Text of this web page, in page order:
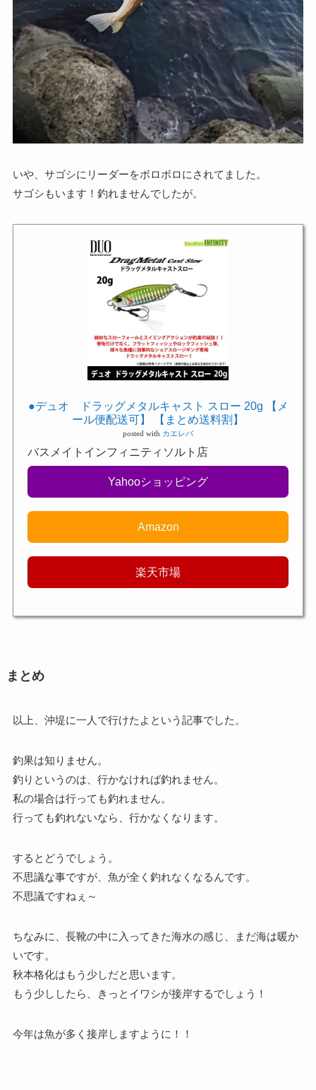
いや、サゴシにリーダーをボロボロにされてました。
サゴシもいます！釣れませんでしたが。
●デュオ ドラッグメタルキャスト スロー 20g 【メ
ール便配送可】 【まとめ送料割】
posted with カエレバ
バスメイトインフィニティソルト店
Yahooショッピング
Amazon
楽天市場
まとめ
以上、沖堤に一人で行けたよという記事でした。
釣果は知りません。
釣りというのは、行かなければ釣れません。
私の場合は行っても釣れません。
行っても釣れないなら、行かなくなります。
するとどうでしょう。
不思議な事ですが、魚が全く釣れなくなるんです。
不思議ですねぇ～
ちなみに、長靴の中に入ってきた海水の感じ、まだ海は暖か
いです。
秋本格化はもう少しだと思います。
もう少ししたら、きっとイワシが接岸するでしょう！
今年は魚が多く接岸しますように！！